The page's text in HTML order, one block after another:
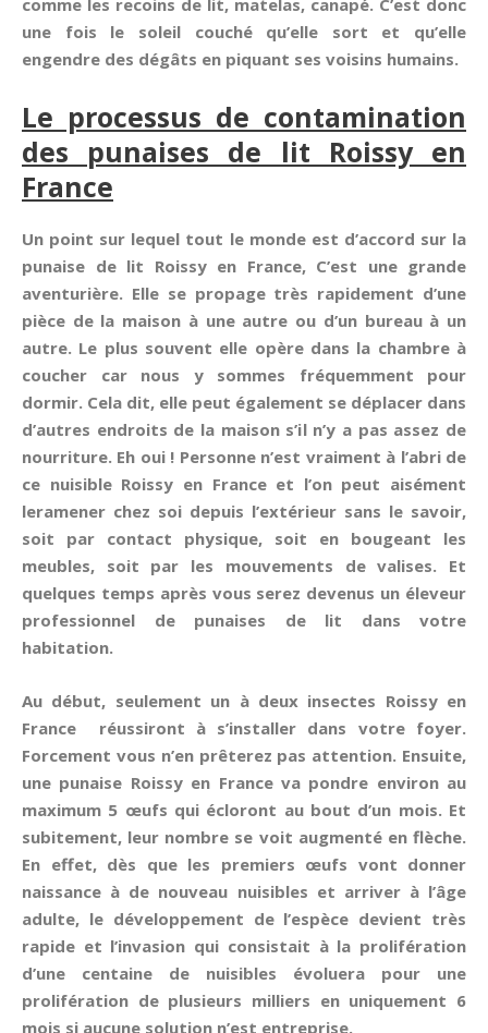
comme les recoins de lit, matelas, canapé. C’est donc
une fois le soleil couché qu’elle sort et qu’elle
engendre des dégâts en piquant ses voisins humains.
Le processus de contamination
des punaises de lit Roissy en
France
Un point sur lequel tout le monde est d’accord sur la
punaise de lit Roissy en France, C’est une grande
aventurière. Elle se propage très rapidement d’une
pièce de la maison à une autre ou d’un bureau à un
autre. Le plus souvent elle opère dans la chambre à
coucher car nous y sommes fréquemment pour
dormir. Cela dit, elle peut également se déplacer dans
d’autres endroits de la maison s’il n’y a pas assez de
nourriture. Eh oui ! Personne n’est vraiment à l’abri de
ce nuisible Roissy en France et l’on peut aisément
leramener chez soi depuis l’extérieur sans le savoir,
soit par contact physique, soit en bougeant les
meubles, soit par les mouvements de valises. Et
quelques temps après vous serez devenus un éleveur
professionnel de punaises de lit dans votre
habitation.
Au début, seulement un à deux insectes Roissy en
France réussiront à s’installer dans votre foyer.
Forcement vous n’en prêterez pas attention. Ensuite,
une punaise Roissy en France va pondre environ au
maximum 5 œufs qui écloront au bout d’un mois. Et
subitement, leur nombre se voit augmenté en flèche.
En effet, dès que les premiers œufs vont donner
naissance à de nouveau nuisibles et arriver à l’âge
adulte, le développement de l’espèce devient très
rapide et l’invasion qui consistait à la prolifération
d’une centaine de nuisibles évoluera pour une
prolifération de plusieurs milliers en uniquement 6
mois si aucune solution n’est entreprise.